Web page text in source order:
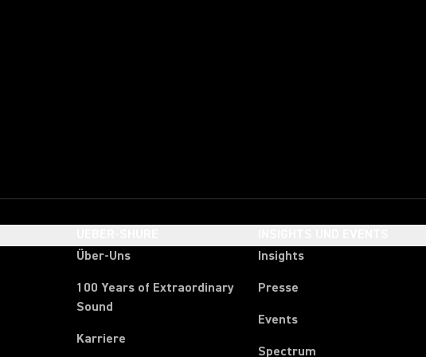
Über-Uns
100 Years of Extraordinary
Sound
Karriere
Insights
Presse
Events
Spectrum